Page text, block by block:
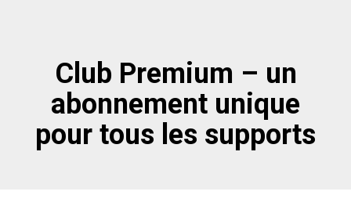
Club Premium – un
abonnement unique
pour tous les supports